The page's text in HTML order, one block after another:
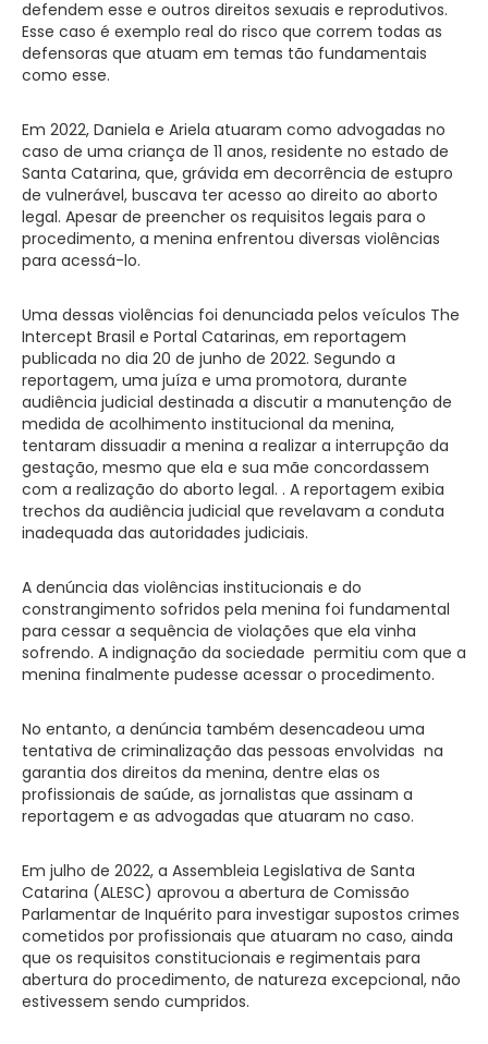
defendem esse e outros direitos sexuais e reprodutivos.
Esse caso é exemplo real do risco que correm todas as
defensoras que atuam em temas tão fundamentais
como esse.
Em 2022, Daniela e Ariela atuaram como advogadas no
caso de uma criança de 11 anos, residente no estado de
Santa Catarina, que, grávida em decorrência de estupro
de vulnerável, buscava ter acesso ao direito ao aborto
legal. Apesar de preencher os requisitos legais para o
procedimento, a menina enfrentou diversas violências
para acessá-lo.
Uma dessas violências foi denunciada pelos veículos The
Intercept Brasil e Portal Catarinas, em reportagem
publicada no dia 20 de junho de 2022. Segundo a
reportagem, uma juíza e uma promotora, durante
audiência judicial destinada a discutir a manutenção de
medida de acolhimento institucional da menina,
tentaram dissuadir a menina a realizar a interrupção da
gestação, mesmo que ela e sua mãe concordassem
com a realização do aborto legal. . A reportagem exibia
trechos da audiência judicial que revelavam a conduta
inadequada das autoridades judiciais.
A denúncia das violências institucionais e do
constrangimento sofridos pela menina foi fundamental
para cessar a sequência de violações que ela vinha
sofrendo. A indignação da sociedade permitiu com que a
menina finalmente pudesse acessar o procedimento.
No entanto, a denúncia também desencadeou uma
tentativa de criminalização das pessoas envolvidas na
garantia dos direitos da menina, dentre elas os
profissionais de saúde, as jornalistas que assinam a
reportagem e as advogadas que atuaram no caso.
Em julho de 2022, a Assembleia Legislativa de Santa
Catarina (ALESC) aprovou a abertura de Comissão
Parlamentar de Inquérito para investigar supostos crimes
cometidos por profissionais que atuaram no caso, ainda
que os requisitos constitucionais e regimentais para
abertura do procedimento, de natureza excepcional, não
estivessem sendo cumpridos.